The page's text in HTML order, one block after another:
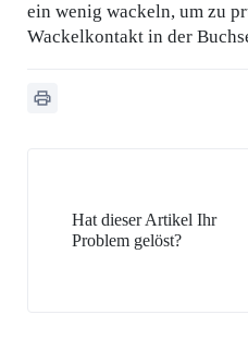
ein wenig wackeln, um zu
Wackelkontakt in der
Hat dieser Artikel Ihr
Problem gelöst?